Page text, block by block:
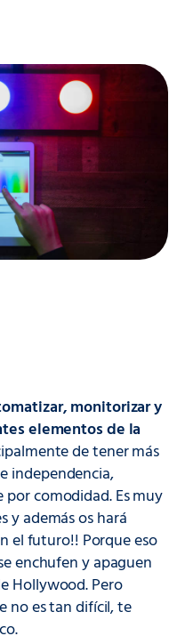
monitorizar y
elementos de la
de tener más
independencia,
comodidad. Es muy
y además os hará
el futuro!! Porque eso
enchufen y apaguen
Hollywood. Pero
no es tan difícil, te